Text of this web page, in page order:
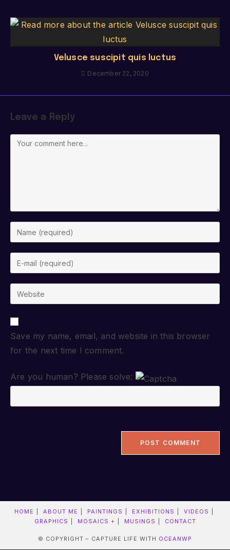
Velusce suscipit quis luctus
December 22, 2020
Leave a Reply
Save my name, email, and website in this browser
for the next time I comment.
Are you human? Please solve:
HOME ABOUT ME PAINTINGS EXHIBITIONS
VIDEOS
GRAPHICS
MOSAICS + MUSINGS CONTACT
© COPYRIGHT – CAPTURE LIFE WITH OCEANWP